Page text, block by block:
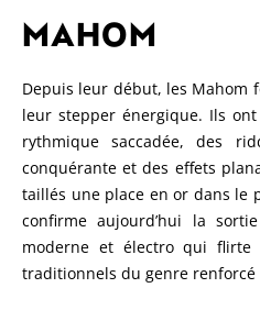
MAHOM
Depuis leur début, les Mahom
leur stepper énergique. Ils
rythmique saccadée, des
conquérante et des effets
taillés une place en or dans le
confirme aujourd’hui la
moderne et électro qui flirte
traditionnels du genre